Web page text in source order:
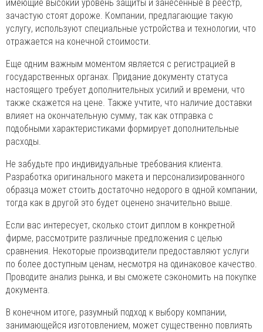
имеющие высокий уровень защиты и занесенные в реестр,
зачастую стоят дороже. Компании, предлагающие такую
услугу, используют специальные устройства и технологии, что
отражается на конечной стоимости.
Еще одним важным моментом является с регистрацией в
государственных органах. Придание документу статуса
настоящего требует дополнительных усилий и времени, что
также скажется на цене. Также учтите, что наличие доставки
влияет на окончательную сумму, так как отправка с
подобными характеристиками формирует дополнительные
расходы.
Не забудьте про индивидуальные требования клиента.
Разработка оригинального макета и персонализированного
образца может стоить достаточно недорого в одной компании,
тогда как в другой это будет оценено значительно выше.
Если вас интересует, сколько стоит диплом в конкретной
фирме, рассмотрите различные предложения с целью
сравнения. Некоторые производители предоставляют услуги
по более доступным ценам, несмотря на одинаковое качество.
Проводите анализ рынка, и вы сможете сэкономить на покупке
документа.
В конечном итоге, разумный подход к выбору компании,
занимающейся изготовлением, может существенно повлиять